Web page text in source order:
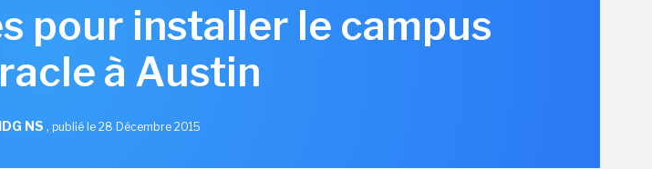
pour installer le campus
à Austin
NS , publié le 28 Décembre 2015